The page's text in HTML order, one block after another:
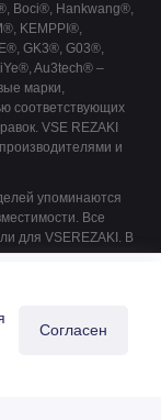
Boci®, Hankwang®,
KEMPPI®,
GK3®, G03®,
Au3tech® –
марки,
соответствующих
VSE REZAKI
и
упоминаются
Все
для VSEREZAKI. В
указанных
Согласен